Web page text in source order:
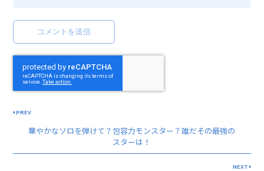
PREV
華やかなソロを弾けて？包容力モンスター？誰だその最強の
スターは！
NEXT